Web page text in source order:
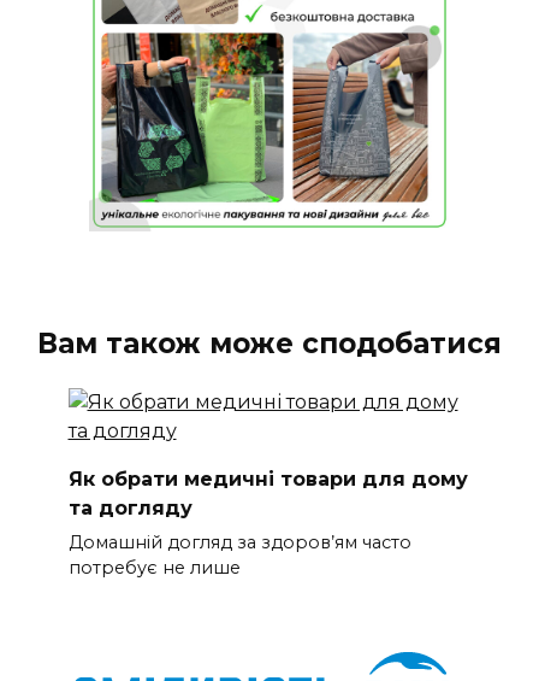
Вам також може сподобатися
Як обрати медичні товари для дому
та догляду
Домашній догляд за здоров’ям часто
потребує не лише